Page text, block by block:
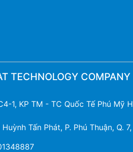
TECHNOLOGY COMPANY
1, KP TM - TC Quốc Tế Phú Mỹ
Huỳnh Tấn Phát, P. Phú Thuận, Q.